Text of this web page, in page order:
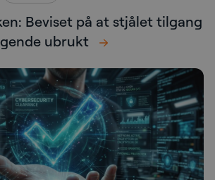
Beviset på at stjålet tilgang
ubrukt